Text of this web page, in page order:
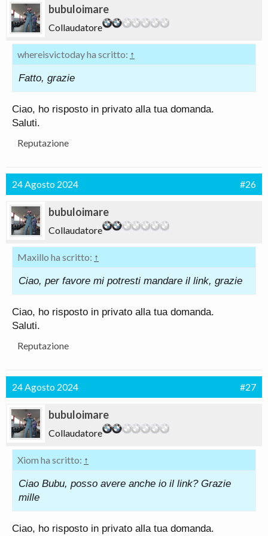
bubuloimare
Collaudatore
whereisvictoday ha scritto: ↑
Fatto, grazie
Ciao, ho risposto in privato alla tua domanda.
Saluti.
Reputazione
24 Agosto 2024 #26
bubuloimare
Collaudatore
Maxillo ha scritto: ↑
Ciao, per favore mi potresti mandare il link, grazie
Ciao, ho risposto in privato alla tua domanda.
Saluti.
Reputazione
24 Agosto 2024 #27
bubuloimare
Collaudatore
Xiom ha scritto: ↑
Ciao Bubu, posso avere anche io il link? Grazie
mille
Ciao, ho risposto in privato alla tua domanda.